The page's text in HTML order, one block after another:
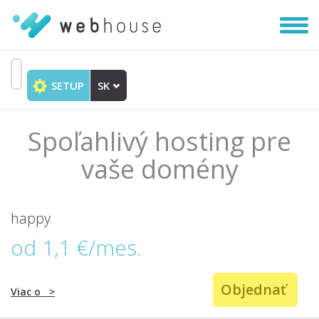
na
|
Skryť
SETUP SK
Spoľahlivý hosting pre
vaše domény
happy
od 1,1 €/mes.
Objednať
Viac o >